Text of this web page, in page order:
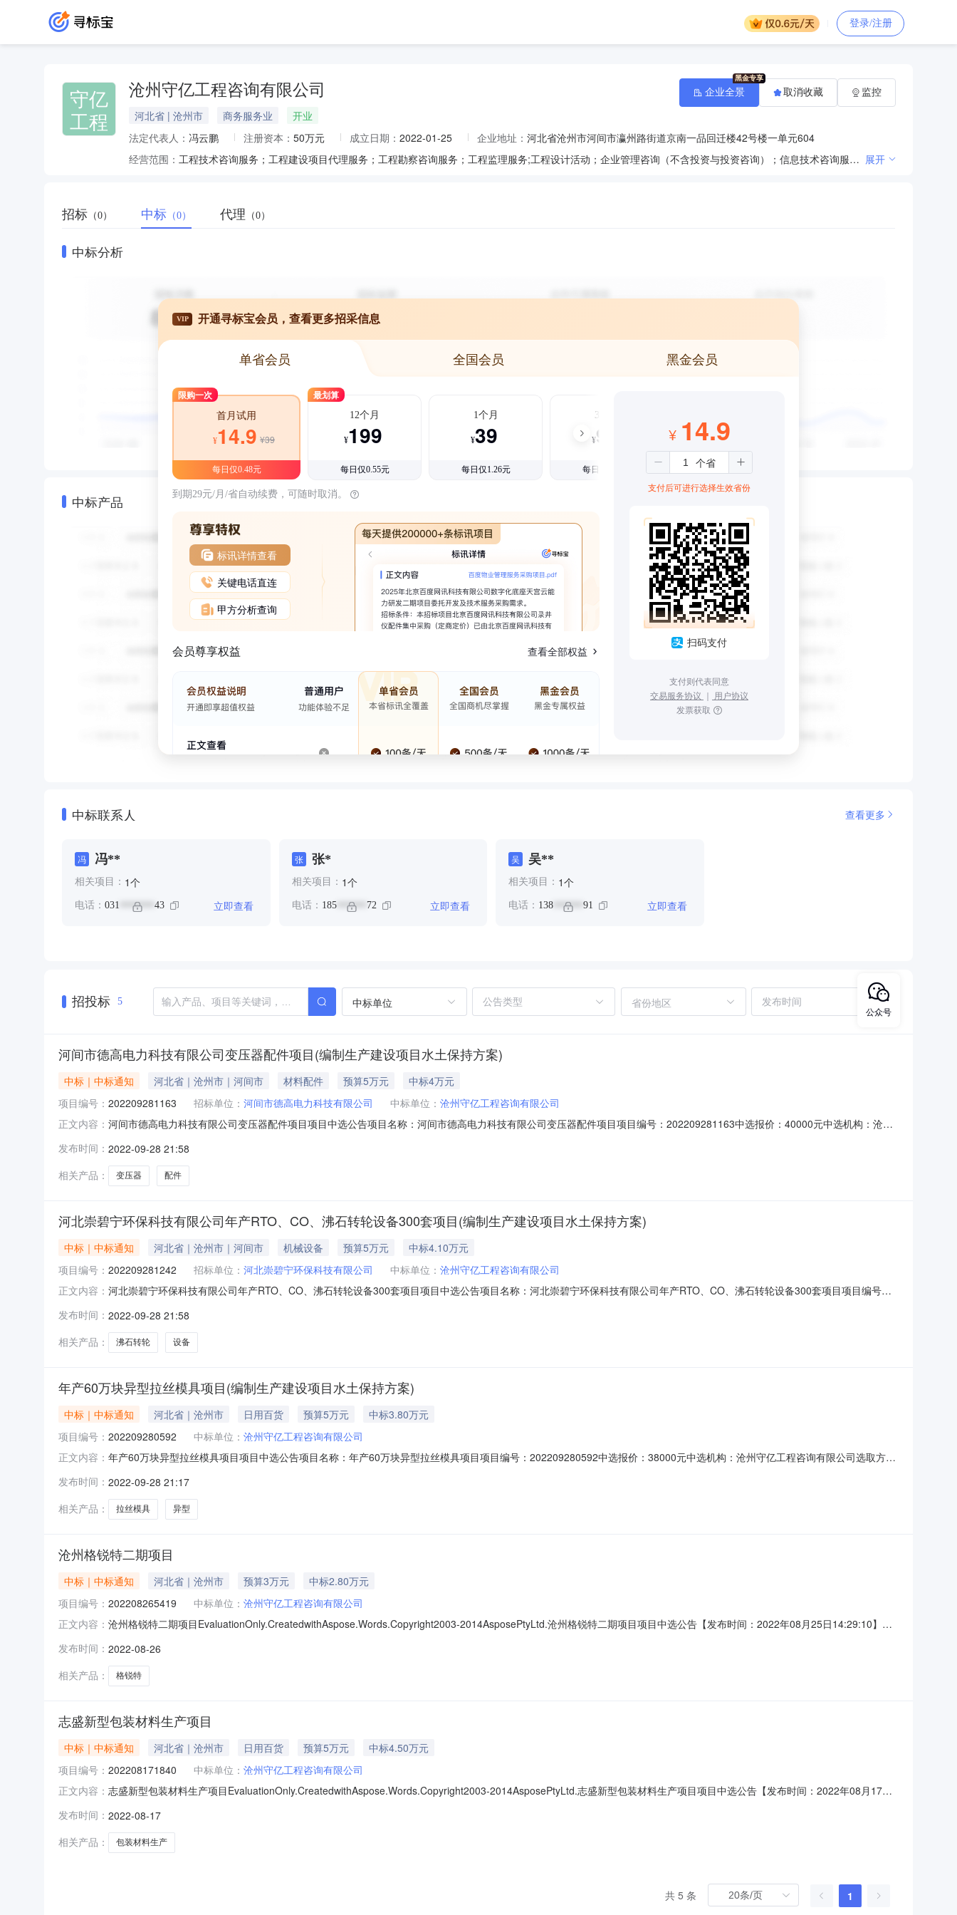
登录/注册
守亿
工程
沧州守亿工程咨询有限公司
河北省 | 沧州市 商务服务业
开业
法定代表人： 冯云鹏 注册资本： 50万元 成立日期： 2022-01-25 企业地址： 河北省沧州市河间市瀛州路街道京南一品回迁楼42号楼一单元604
经营范围：
工程技术咨询服务；工程建设项目代理服务；工程勘察咨询服务；工程监理服务;工程设计活动；企业管理咨询（不含投资与投资咨询）；信息技术咨询服务；环保咨询服务；水土保持技术咨询服务；水文水资源监测服务；水文分析与计算服务；水资源调查评价服务；水资源论证；防洪除涝设施管理；土地整治服务；计算机软件开发及销售；建筑材料销售（不含砂石料、石灰、水泥）。（依法须经批准的项目，经相关部门批准后方可开展经营活动；一般经营项目，可依法自主开展经营活动。） 展开
企业全景 取消收藏 监控
招标 （0） 中标 （0） 代理 （0）
中标分析
中标产品
VIP 开通寻标宝会员，查看更多招采信息
单省会员 全国会员 黑金会员
限购一次
首月试用
¥14.9 ¥39
每日仅0.48元
最划算
12个月
¥199
每日仅0.55元
1个月
¥39
每日仅1.26元
3个月
¥99
每日仅1.08元
到期29元/月/省自动续费，可随时取消。
标讯详情查看
关键电话直连
甲方分析查询
会员尊享权益 查看全部权益
¥ 14.9
支付后可进行选择生效省份
扫码支付
支付则代表同意
交易服务协议 ｜ 用户协议
发票获取
中标联系人 查看更多
冯 冯**
相关项目： 1个
电话： 031 ******* 43 立即查看
张 张*
相关项目： 1个
电话： 185****** 72 立即查看
吴 吴**
相关项目： 1个
电话： 138 ****** 91 立即查看
招投标 5 中标单位 省份地区
河间市德高电力科技有限公司变压器配件项目(编制生产建设项目水土保持方案)
中标｜中标通知 河北省｜沧州市｜河间市 材料配件 预算5万元
中标4万元
项目编号： 202209281163 招标单位： 河间市德高电力科技有限公司 中标单位： 沧州守亿工程咨询有限公司
正文内容： 河间市德高电力科技有限公司变压器配件项目项目中选公告项目名称：河间市德高电力科技有限公司变压器配件项目项目编号：202209281163中选报价：40000元中选机构：沧州
高电力科技有限公司2022年09月28日18:08:57备注：竞选规则序号项目编号项目名称竞选起始时间竞选结束时间最低限价最高限价竞选类型1202209281163河间市德高电力科
发布时间： 2022-09-28 21:58
相关产品：
变压器 配件
河北崇碧宁环保科技有限公司年产RTO、CO、沸石转轮设备300套项目(编制生产建设项目水土保持方案)
中标｜中标通知 河北省｜沧州市｜河间市 机械设备 预算5万元
中标4.10万元
项目编号： 202209281242 招标单位： 河北崇碧宁环保科技有限公司 中标单位： 沧州守亿工程咨询有限公司
正文内容： 河北崇碧宁环保科技有限公司年产RTO、CO、沸石转轮设备300套项目项目中选公告项目名称：河北崇碧宁环保科技有限公司年产RTO、CO、沸石转轮设备300套项目项目编号：
系河北省中介超市平台运营管理部门。河北崇碧宁环保科技有限公司2022年09月28日18:12:44备注：竞选规则序号项目编号项目名称竞选起始时间竞选结束时间最低限价最高限
发布时间： 2022-09-28 21:58
相关产品：
沸石转轮 设备
年产60万块异型拉丝模具项目(编制生产建设项目水土保持方案)
中标｜中标通知 河北省｜沧州市 日用百货 预算5万元
中标3.80万元
项目编号： 202209280592 中标单位： 沧州守亿工程咨询有限公司
正文内容： 年产60万块异型拉丝模具项目项目中选公告项目名称：年产60万块异型拉丝模具项目项目编号：202209280592中选报价：38000元中选机构：沧州守亿工程咨询有限公司选取方
17:51:06备注：竞选规则序号项目编号项目名称竞选起始时间竞选结束时间最低限价最高限价竞选类型1202209280592年产60万块异型拉丝模具项目2022年09月2
发布时间： 2022-09-28 21:17
相关产品：
拉丝模具 异型
沧州格锐特二期项目
中标｜中标通知 河北省｜沧州市 预算3万元
中标2.80万元
项目编号： 202208265419 中标单位： 沧州守亿工程咨询有限公司
正文内容： 沧州格锐特二期项目EvaluationOnly.CreatedwithAspose.Words.Copyright2003-2014AsposePtyLtd.沧州格锐特二期项目项目中选公告【发布时间：2022年08月25日14:29:10】项
18531713272此公告公示期间，如有异议请联系河北省中介超市平台运营管理部门。沧州格锐特钻头有限公司20
发布时间： 2022-08-26
相关产品：
格锐特
志盛新型包装材料生产项目
中标｜中标通知 河北省｜沧州市 日用百货 预算5万元
中标4.50万元
项目编号： 202208171840 中标单位： 沧州守亿工程咨询有限公司
正文内容： 志盛新型包装材料生产项目EvaluationOnly.CreatedwithAspose.Words.Copyright2003-2014AsposePtyLtd.志盛新型包装材料生产项目项目中选公告【发布时间：2022年08月17日
吴志深联系电话：13832239491此公告公示期间，如有异议请联系河北省中介超市平台运营管理部门。河北志
发布时间： 2022-08-17
相关产品：
包装材料生产
共 5 条 1
公众号